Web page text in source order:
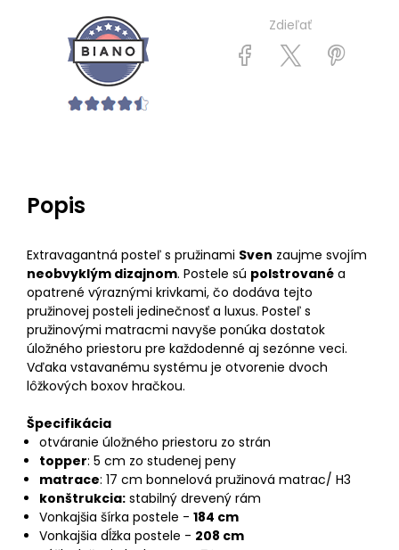
Zdieľať
Popis
Extravagantná posteľ s pružinami Sven zaujme svojím
neobvyklým dizajnom. Postele sú polstrované a
opatrené výraznými krivkami, čo dodáva tejto
pružinovej posteli jedinečnosť a luxus. Posteľ s
pružinovými matracmi navyše ponúka dostatok
úložného priestoru pre každodenné aj sezónne veci.
Vďaka vstavanému systému je otvorenie dvoch
lôžkových boxov hračkou.
Špecifikácia
otváranie úložného priestoru zo strán
topper: 5 cm zo studenej peny
matrace: 17 cm bonnelová pružinová matrac/ H3
konštrukcia: stabilný drevený rám
Vonkajšia šírka postele - 184 cm
Vonkajšia dĺžka postele - 208 cm